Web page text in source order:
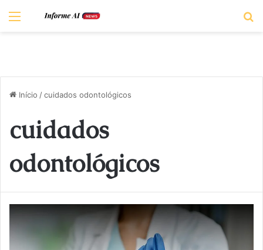
Menu
Início /cuidados odontológicos
cuidados
odontológicos